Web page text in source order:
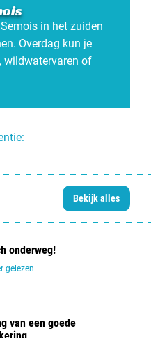
in het zuiden
Overdag kun je
wildwatervaren of
Bekijk alles
onderweg!
gelezen
van een goede